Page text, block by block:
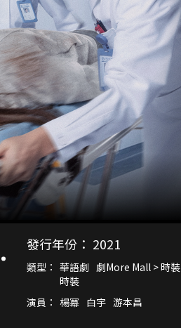
發行年份： 2021
類型： 華語劇 劇More Mall > 時裝
時裝
演員： 楊冪 白宇 游本昌